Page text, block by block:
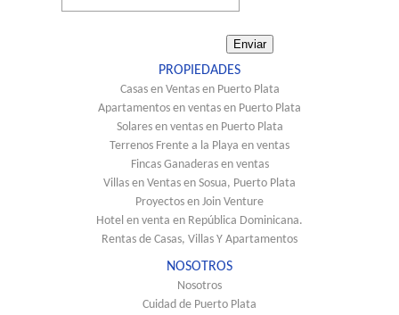
PROPIEDADES
Casas en Ventas en Puerto Plata
Apartamentos en ventas en Puerto Plata
Solares en ventas en Puerto Plata
Terrenos Frente a la Playa en ventas
Fincas Ganaderas en ventas
Villas en Ventas en Sosua, Puerto Plata
Proyectos en Join Venture
Hotel en venta en República Dominicana.
Rentas de Casas, Villas Y Apartamentos
NOSOTROS
Nosotros
Cuidad de Puerto Plata